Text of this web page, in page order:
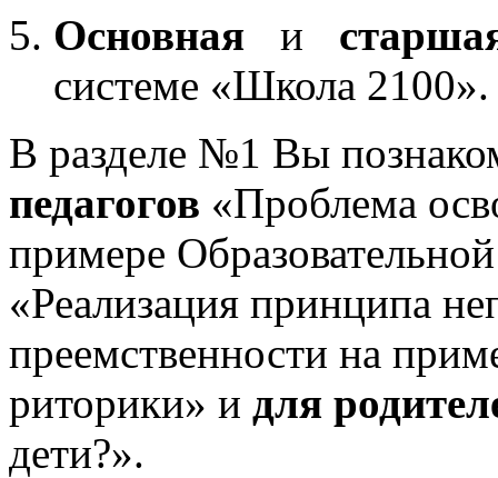
Основная и
системе «Школа 2100».
В разделе №1 Вы
педагогов «Проблема
примере
«Реализация принципа
преемственности на
риторики» и для
дети?».